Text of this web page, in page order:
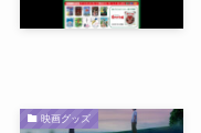
映画グッズ